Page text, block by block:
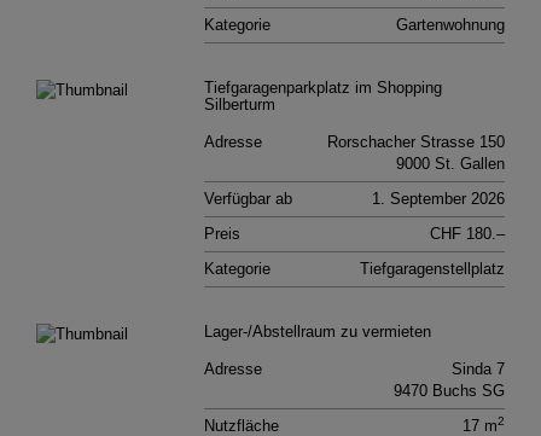
Gartenwohnung
Kategorie
Tiefgaragenparkplatz im Shopping
Silberturm
Rorschacher Strasse 150
9000 St. Gallen
Adresse
1. September 2026
Verfügbar ab
CHF 180.–
Preis
Tief­garagen­stellplatz
Kategorie
Lager-/Abstellraum zu vermieten
Sinda 7
9470 Buchs SG
Adresse
17 m2
Nutzfläche